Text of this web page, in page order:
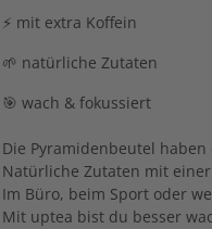
⚡ mit extra Koffein
🌱 natürliche Zutaten
🎯 wach & fokussiert
Die Pyramidenbeutel haben
Natürliche Zutaten mit
Im Büro, beim Sport oder
Mit uptea bist du besser